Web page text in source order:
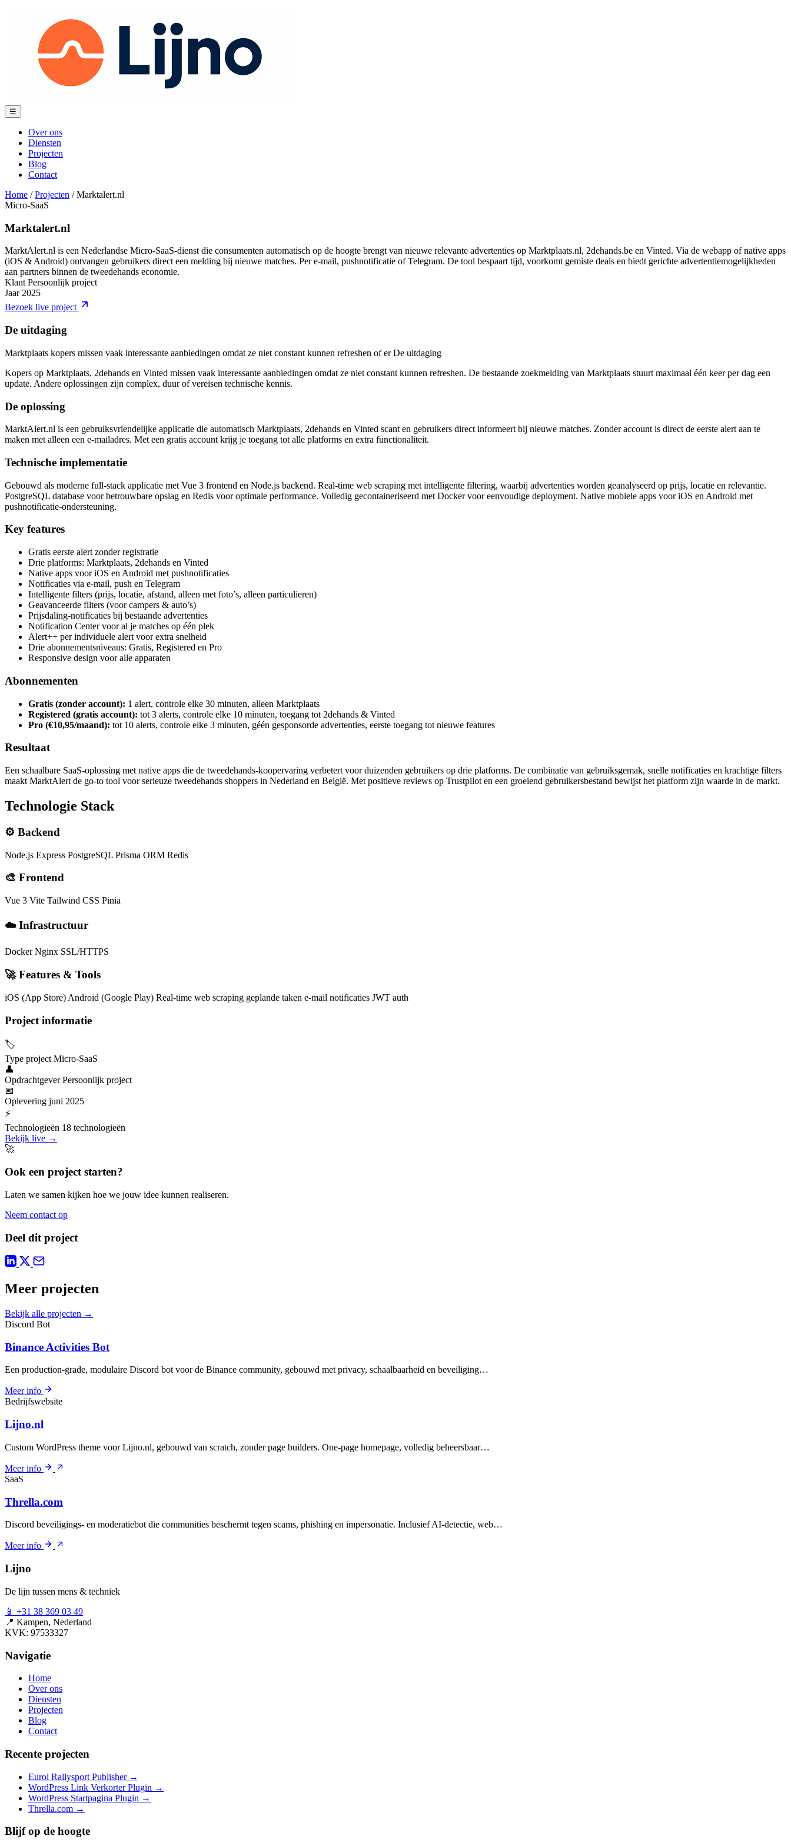
Menu
☰
Over ons
Diensten
Projecten
Blog
Contact
Home / Projecten / Marktalert.nl
Micro-SaaS
Marktalert.nl
MarktAlert.nl is een Nederlandse Micro-SaaS-dienst die consumenten automatisch op de hoogte brengt van nieuwe relevante advertenties op Marktplaats.nl, 2dehands.be en Vinted. Via de webapp of native apps
(iOS & Android) ontvangen gebruikers direct een melding bij nieuwe matches. Per e-mail, pushnotificatie of Telegram. De tool bespaart tijd, voorkomt gemiste deals en biedt gerichte advertentiemogelijkheden
aan partners binnen de tweedehands economie.
Klant Persoonlijk project
Jaar 2025
Bezoek live project
De uitdaging
Marktplaats kopers missen vaak interessante aanbiedingen omdat ze niet constant kunnen refreshen of er De uitdaging
Kopers op Marktplaats, 2dehands en Vinted missen vaak interessante aanbiedingen omdat ze niet constant kunnen refreshen. De bestaande zoekmelding van Marktplaats stuurt maximaal één keer per dag een
update. Andere oplossingen zijn complex, duur of vereisen technische kennis.
De oplossing
MarktAlert.nl is een gebruiksvriendelijke applicatie die automatisch Marktplaats, 2dehands en Vinted scant en gebruikers direct informeert bij nieuwe matches. Zonder account is direct de eerste alert aan te
maken met alleen een e-mailadres. Met een gratis account krijg je toegang tot alle platforms en extra functionaliteit.
Technische implementatie
Gebouwd als moderne full-stack applicatie met Vue 3 frontend en Node.js backend. Real-time web scraping met intelligente filtering, waarbij advertenties worden geanalyseerd op prijs, locatie en relevantie.
PostgreSQL database voor betrouwbare opslag en Redis voor optimale performance. Volledig gecontaineriseerd met Docker voor eenvoudige deployment. Native mobiele apps voor iOS en Android met
pushnotificatie-ondersteuning.
Key features
Gratis eerste alert zonder registratie
Drie platforms: Marktplaats, 2dehands en Vinted
Native apps voor iOS en Android met pushnotificaties
Notificaties via e-mail, push en Telegram
Intelligente filters (prijs, locatie, afstand, alleen met foto’s, alleen particulieren)
Geavanceerde filters (voor campers & auto’s)
Prijsdaling-notificaties bij bestaande advertenties
Notification Center voor al je matches op één plek
Alert++ per individuele alert voor extra snelheid
Drie abonnementsniveaus: Gratis, Registered en Pro
Responsive design voor alle apparaten
Abonnementen
Gratis (zonder account): 1 alert, controle elke 30 minuten, alleen Marktplaats
Registered (gratis account): tot 3 alerts, controle elke 10 minuten, toegang tot 2dehands & Vinted
Pro (€10,95/maand): tot 10 alerts, controle elke 3 minuten, géén gesponsorde advertenties, eerste toegang tot nieuwe features
Resultaat
Een schaalbare SaaS-oplossing met native apps die de tweedehands-koopervaring verbetert voor duizenden gebruikers op drie platforms. De combinatie van gebruiksgemak, snelle notificaties en krachtige filters
maakt MarktAlert de go-to tool voor serieuze tweedehands shoppers in Nederland en België. Met positieve reviews op Trustpilot en een groeiend gebruikersbestand bewijst het platform zijn waarde in de markt.
Technologie Stack
⚙️ Backend
Node.js Express PostgreSQL Prisma ORM Redis
🎨 Frontend
Vue 3 Vite Tailwind CSS Pinia
☁️Infrastructuur
Docker Nginx SSL/HTTPS
🚀Features & Tools
iOS (App Store) Android (Google Play) Real-time web scraping geplande taken e-mail notificaties JWT auth
Project informatie
🏷️
Type project Micro-SaaS
👤
Opdrachtgever Persoonlijk project
📅
Oplevering juni 2025
⚡
Technologieën 18 technologieën
Bekijk live →
🚀
Ook een project starten?
Laten we samen kijken hoe we jouw idee kunnen realiseren.
Neem contact op
Deel dit project
Meer projecten
Bekijk alle projecten →
Discord Bot
Binance Activities Bot
Een production-grade, modulaire Discord bot voor de Binance community, gebouwd met privacy, schaalbaarheid en beveiliging…
Meer info
Bedrijfswebsite
Lijno.nl
Custom WordPress theme voor Lijno.nl, gebouwd van scratch, zonder page builders. One-page homepage, volledig beheersbaar…
Meer info
SaaS
Thrella.com
Discord beveiligings- en moderatiebot die communities beschermt tegen scams, phishing en impersonatie. Inclusief AI-detectie, web…
Meer info
Lijno
De lijn tussen mens & techniek
📱 +31 38 369 03 49
📍 Kampen, Nederland
KVK: 97533327
Navigatie
Home
Over ons
Diensten
Projecten
Blog
Contact
Recente projecten
Eurol Rallysport Publisher →
WordPress Link Verkorter Plugin →
WordPress Startpagina Plugin →
Thrella.com →
Blijf op de hoogte